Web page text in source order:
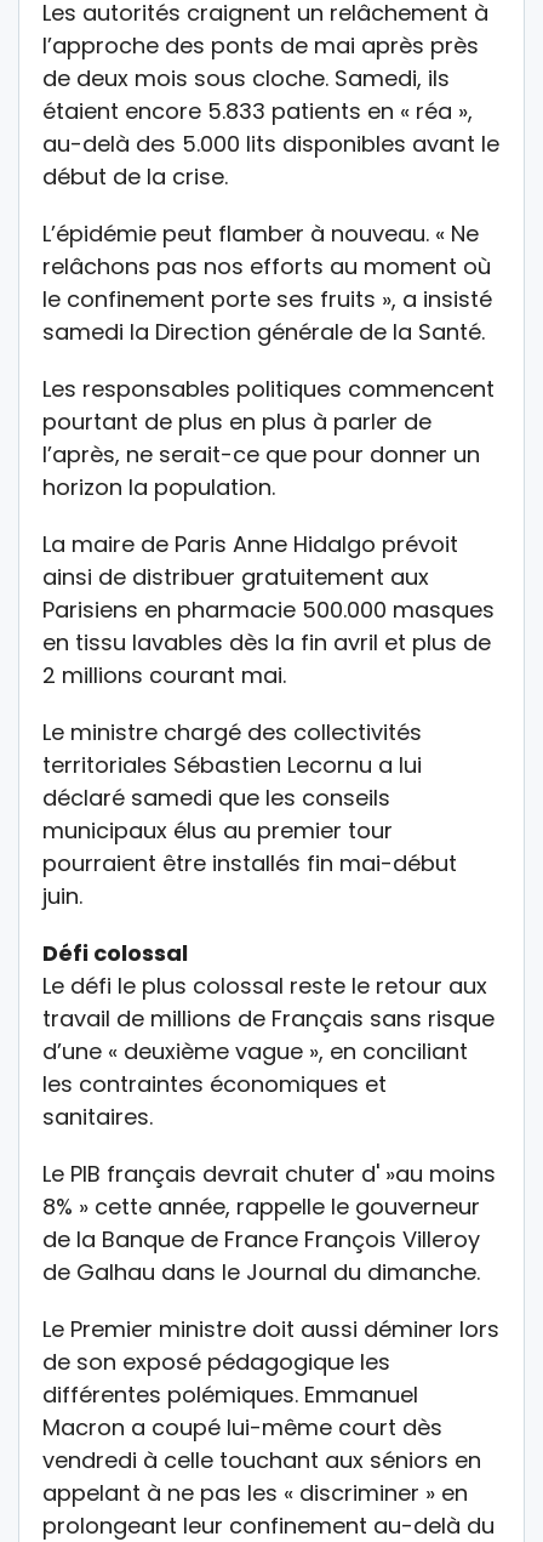
Les autorités craignent un relâchement à
l’approche des ponts de mai après près
de deux mois sous cloche. Samedi, ils
étaient encore 5.833 patients en « réa »,
au-delà des 5.000 lits disponibles avant le
début de la crise.
L’épidémie peut flamber à nouveau. « Ne
relâchons pas nos efforts au moment où
le confinement porte ses fruits », a insisté
samedi la Direction générale de la Santé.
Les responsables politiques commencent
pourtant de plus en plus à parler de
l’après, ne serait-ce que pour donner un
horizon la population.
La maire de Paris Anne Hidalgo prévoit
ainsi de distribuer gratuitement aux
Parisiens en pharmacie 500.000 masques
en tissu lavables dès la fin avril et plus de
2 millions courant mai.
Le ministre chargé des collectivités
territoriales Sébastien Lecornu a lui
déclaré samedi que les conseils
municipaux élus au premier tour
pourraient être installés fin mai-début
juin.
Défi colossal
Le défi le plus colossal reste le retour aux
travail de millions de Français sans risque
d’une « deuxième vague », en conciliant
les contraintes économiques et
sanitaires.
Le PIB français devrait chuter d' »au moins
8% » cette année, rappelle le gouverneur
de la Banque de France François Villeroy
de Galhau dans le Journal du dimanche.
Le Premier ministre doit aussi déminer lors
de son exposé pédagogique les
différentes polémiques. Emmanuel
Macron a coupé lui-même court dès
vendredi à celle touchant aux séniors en
appelant à ne pas les « discriminer » en
prolongeant leur confinement au-delà du